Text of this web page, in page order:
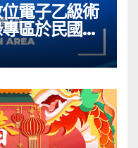
電子乙級術
區於民國
~